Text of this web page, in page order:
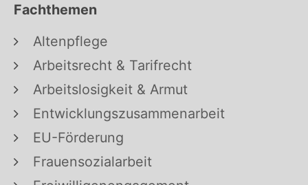
Fachthemen
Altenpflege
Arbeitsrecht & Tarifrecht
Arbeitslosigkeit & Armut
Entwicklungszusammenarbeit
EU-Förderung
Frauensozialarbeit